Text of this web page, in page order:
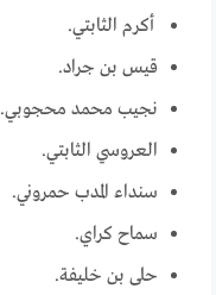
أكرم الثابتي.
قيس بن جراد.
نجيب محمد محجوبي.
العروسي الثابتي.
سنداء المدب حمروني.
سماح كراي.
حلى بن خليفة.